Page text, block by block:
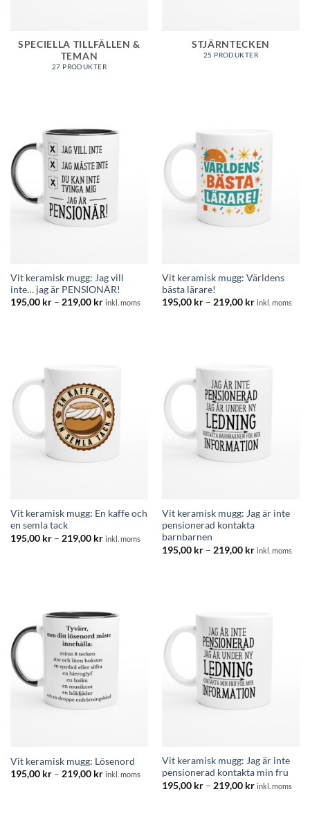
SPECIELLA TILLFÄLLEN &
TEMAN
27 PRODUKTER
STJÄRNTECKEN
25 PRODUKTER
Vit keramisk mugg: Jag vill
inte… jag är PENSIONÄR!
195,00 kr – 219,00 krPrisintervall:
inkl. moms
Vit keramisk mugg: Världens
bästa lärare!
195,00 kr – 219,00 krPrisintervall:
inkl. moms
Vit keramisk mugg: En kaffe och
en semla tack
195,00 kr – 219,00 krPrisintervall:
inkl. moms
Vit keramisk mugg: Jag är inte
pensionerad kontakta
barnbarnen
195,00 kr – 219,00 krPrisintervall:
inkl. moms
Vit keramisk mugg: Lösenord
195,00 kr – 219,00 krPrisintervall:
inkl. moms
Vit keramisk mugg: Jag är inte
pensionerad kontakta min fru
195,00 kr – 219,00 krPrisintervall:
inkl. moms